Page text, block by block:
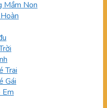
Mầm Non
Trai
Gái
Em